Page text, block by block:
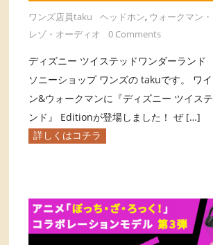
ワンズ店員taku ヘッドホン, ウォークマン
レゾ・オーディオ
0 Comments
ディズニー ツイステッドワンダーラン
ソニーショップ ワンズの takuです。 ワ
ン&ウォークマンに『ディズニー ツイス
ンド』 Editionが登場しました！ ぜ […]
詳しくはコチラ